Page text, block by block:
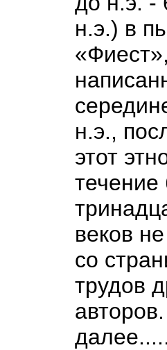
н.э.) в
н.э.,
этот
течение
веков
со
трудов